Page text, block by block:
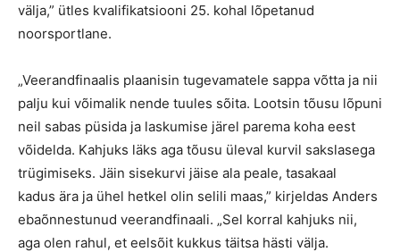
välja,” ütles kvalifikatsiooni 25. kohal lõpetanud
noorsportlane.
„Veerandfinaalis plaanisin tugevamatele sappa võtta ja nii
palju kui võimalik nende tuules sõita. Lootsin tõusu lõpuni
neil sabas püsida ja laskumise järel parema koha eest
võidelda. Kahjuks läks aga tõusu üleval kurvil sakslasega
trügimiseks. Jäin sisekurvi jäise ala peale, tasakaal
kadus ära ja ühel hetkel olin selili maas,” kirjeldas Anders
ebaõnnestunud veerandfinaali. „Sel korral kahjuks nii,
aga olen rahul, et eelsõit kukkus täitsa hästi välja.